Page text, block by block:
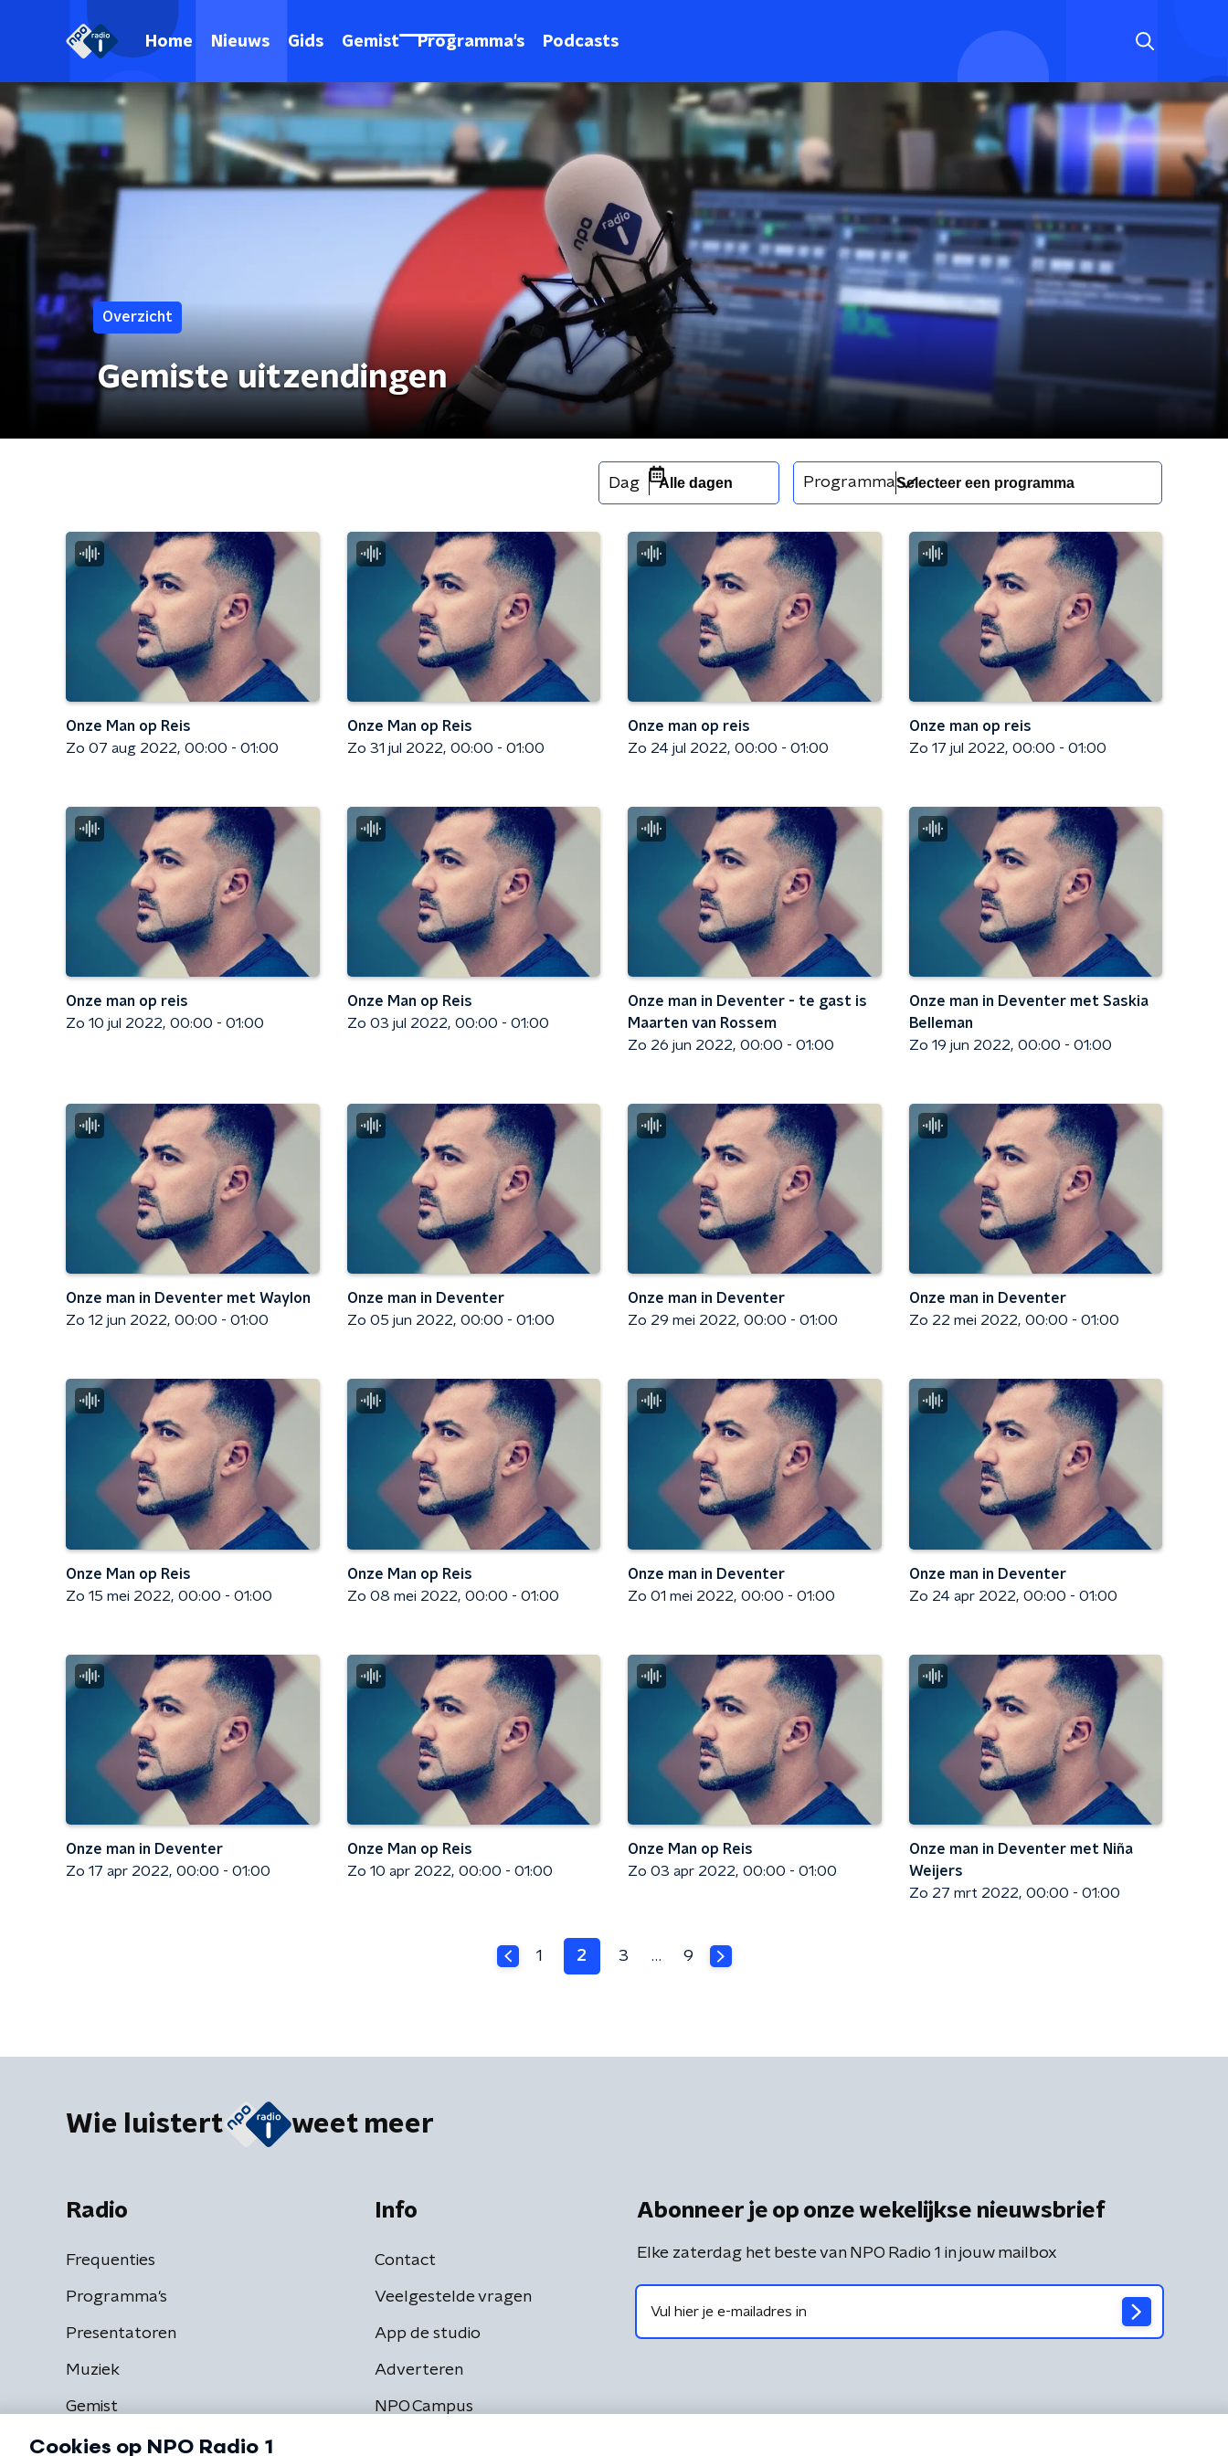
Home Nieuws Gids Gemist Programma's Podcasts
Overzicht
Gemiste uitzendingen
Dag Alle dagen Programma
Onze Man op Reis
Zo 07 aug 2022 00:00 - 01:00
Onze Man op Reis
Zo 31 jul 2022 00:00 - 01:00
Onze man op reis
Zo 24 jul 2022 00:00 - 01:00
Onze man op reis
Zo 17 jul 2022 00:00 - 01:00
Onze man op reis
Zo 10 jul 2022 00:00 - 01:00
Onze Man op Reis
Zo 03 jul 2022 00:00 - 01:00
Onze man in Deventer - te gast is
Maarten van Rossem
Zo 26 jun 2022 00:00 - 01:00
Onze man in Deventer met Saskia
Belleman
Zo 19 jun 2022 00:00 - 01:00
Onze man in Deventer met Waylon
Zo 12 jun 2022 00:00 - 01:00
Onze man in Deventer
Zo 05 jun 2022 00:00 - 01:00
Onze man in Deventer
Zo 29 mei 2022 00:00 - 01:00
Onze man in Deventer
Zo 22 mei 2022 00:00 - 01:00
Onze Man op Reis
Zo 15 mei 2022 00:00 - 01:00
Onze Man op Reis
Zo 08 mei 2022 00:00 - 01:00
Onze man in Deventer
Zo 01 mei 2022 00:00 - 01:00
Onze man in Deventer
Zo 24 apr 2022 00:00 - 01:00
Onze man in Deventer
Zo 17 apr 2022 00:00 - 01:00
Onze Man op Reis
Zo 10 apr 2022 00:00 - 01:00
Onze Man op Reis
Zo 03 apr 2022 00:00 - 01:00
Onze man in Deventer met Niña
Weijers
Zo 27 mrt 2022 00:00 - 01:00
1 2 3 … 9
Wie luistert weet meer
Radio
Frequenties
Programma's
Presentatoren
Muziek
Gemist
Info
Contact
Veelgestelde vragen
App de studio
Adverteren
NPO Campus
Abonneer je op onze wekelijkse nieuwsbrief
Elke zaterdag het beste van NPO Radio 1 in jouw mailbox